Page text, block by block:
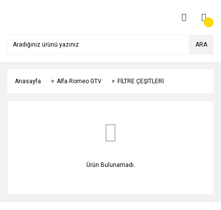
ARA
Anasayfa Alfa Romeo GTV FİLTRE ÇEŞİTLERİ
Ürün Bulunamadı.